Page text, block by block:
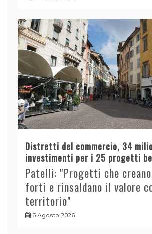
Distretti del commercio, 34
investimenti per i 25 progetti
Patelli: "Progetti che
forti e rinsaldano il valore
territorio"
5 Agosto 2026